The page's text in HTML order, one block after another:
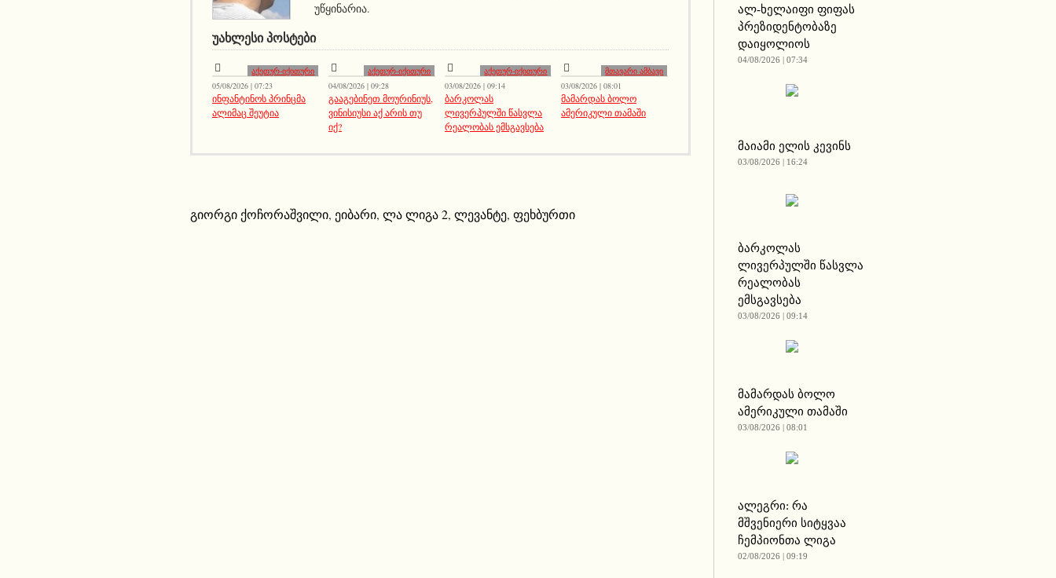
უწყინარია.
ᲣᲐᲮᲚᲔᲡᲘ ᲞᲝᲡᲢᲔᲑᲘ
აქეთურ-იქითური
05/08/2026 | 07:23
ინფანტინოს პრინცმა
ალიმაც შეუტია
აქეთურ-იქითური
04/08/2026 | 09:28
გააგებინეთ მოურინიუს,
ვინისიუსი აქ არის თუ
იქ?
აქეთურ-იქითური
03/08/2026 | 09:14
ბარკოლას
ლივერპულში წასვლა
რეალობას ემსგავსება
მთავარი ამბავი
03/08/2026 | 08:01
მამარდას ბოლო
ამერიკული თამაში
გიორგი ქოჩორაშვილი, ეიბარი, ლა ლიგა 2, ლევანტე, ფეხბურთი
ალ-ხელაიფი ფიფას
პრეზიდენტობაზე
დაიყოლიოს
04/08/2026 | 07:34
მაიამი ელის კევინს
03/08/2026 | 16:24
ბარკოლას
ლივერპულში წასვლა
რეალობას
ემსგავსება
03/08/2026 | 09:14
მამარდას ბოლო
ამერიკული თამაში
03/08/2026 | 08:01
ალეგრი: რა
მშვენიერი სიტყვაა
ჩემპიონთა ლიგა
02/08/2026 | 09:19